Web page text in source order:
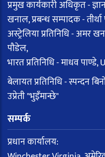
प्रमुख कार्यकारी अधिकृत -
खनाल, प्रबन्ध सम्पादक -
अस्ट्रेलिया प्रतिनिधि - अमर
पौडेल,
भारत प्रतिनिधि - माधव पाण्डे,
बेलायत प्रतिनिधि - स्पन्दन
उप्रेती "भुइँमान्छे"
सम्पर्क
प्रधान कार्यालय: